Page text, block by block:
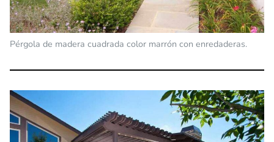
Pérgola de madera cuadrada color marrón con enredaderas.